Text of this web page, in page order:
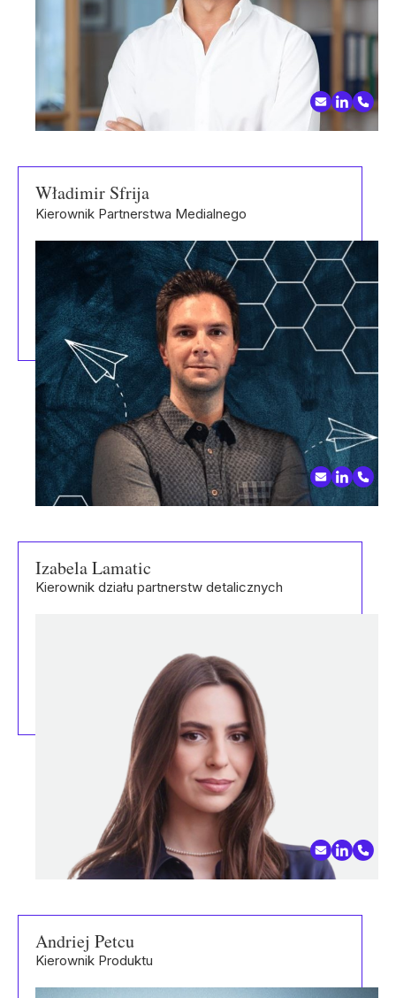
Władimir Sfrija
Kierownik Partnerstwa Medialnego
Izabela Lamatic
Kierownik działu partnerstw detalicznych
Andriej Petcu
Kierownik Produktu